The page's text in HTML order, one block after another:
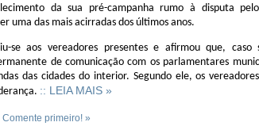
da sua pré-campanha rumo à disputa
uma das mais acirradas dos últimos anos.
se aos vereadores presentes e afirmou que, caso
de comunicação com os parlamentares
das cidades do interior. Segundo ele, os
:: LEIA MAIS »
Comente primeiro! »